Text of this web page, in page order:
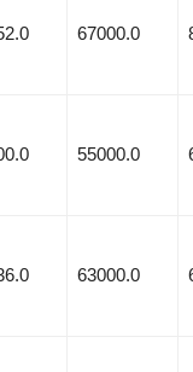
67000.0
55000.0
63000.0